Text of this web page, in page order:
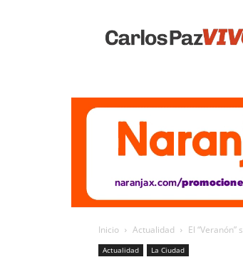
Vivo
Inicio Actualidad El
Actualidad La Ciudad